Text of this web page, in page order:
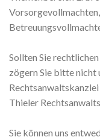
Sollten Sie
zögern Sie bitte nicht
Thieler
Sie können uns